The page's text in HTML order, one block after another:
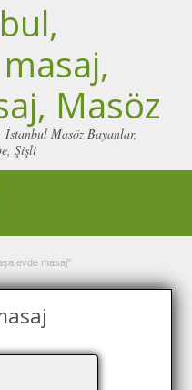
Masöz
Masöz Bayanlar,
Şişli
evde masaj"